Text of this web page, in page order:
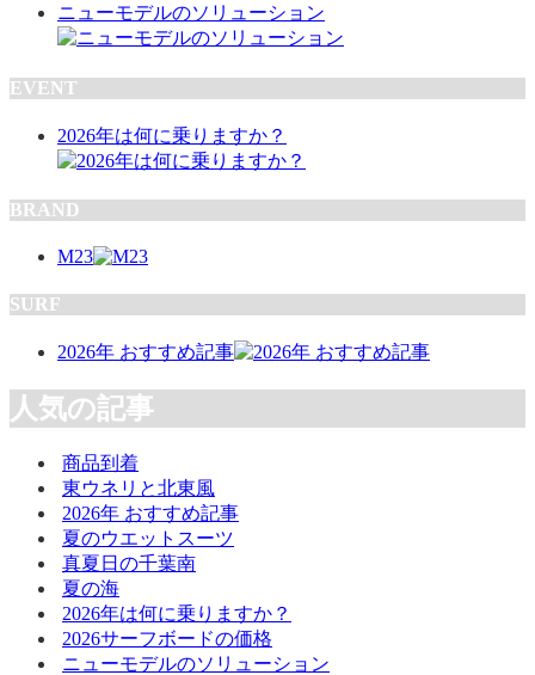
ニューモデルのソリューション
EVENT
2026年は何に乗りますか？
BRAND
M23
SURF
2026年 おすすめ記事
人気の記事
商品到着
東ウネリと北東風
2026年 おすすめ記事
夏のウエットスーツ
真夏日の千葉南
夏の海
2026年は何に乗りますか？
2026サーフボードの価格
ニューモデルのソリューション